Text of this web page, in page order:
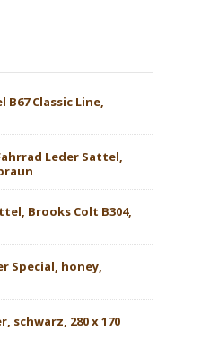
Classic Line,
Leder Sattel,
Brooks Colt B304,
Special, honey,
schwarz, 280 x 170